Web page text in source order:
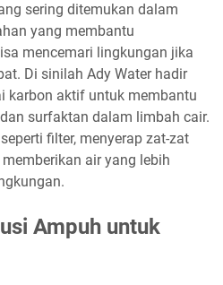
sering ditemukan dalam
yang membantu
mencemari lingkungan jika
Di sinilah Ady Water hadir
karbon aktif untuk membantu
surfaktan dalam limbah cair.
filter, menyerap zat-zat
air yang lebih
Ampuh untuk